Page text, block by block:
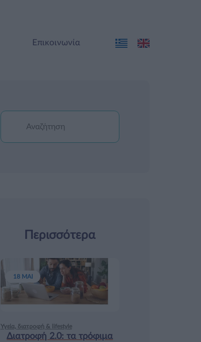
Επικοινωνία
Περισσότερα
Υγεία, διατροφή & lifestyle
Διατροφή 2.0: τα τρόφιμα
18 ΜΑΙ